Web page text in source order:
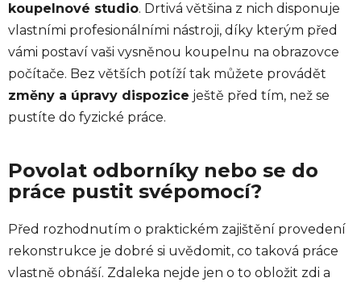
koupelnové studio. Drtivá většina z nich disponuje
vlastními profesionálními nástroji, díky kterým před
vámi postaví vaši vysněnou koupelnu na obrazovce
počítače. Bez větších potíží tak můžete provádět
změny a úpravy dispozice ještě před tím, než se
pustíte do fyzické práce.
Povolat odborníky nebo se do
práce pustit svépomocí?
Před rozhodnutím o praktickém zajištění provedení
rekonstrukce je dobré si uvědomit, co taková práce
vlastně obnáší. Zdaleka nejde jen o to obložit zdi a